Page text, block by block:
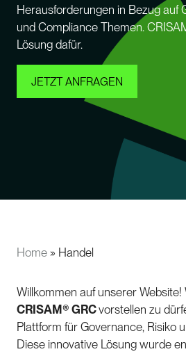
Herausforderungen in Bezug auf
und Compliance Themen.
Lösung dafür.
JETZT ANFRAGEN
Home » Handel
Willkommen auf unserer Website!
CRISAM® GRCvorstellen zu
Plattform für Governance, Risiko
Diese innovative Lösung wurde